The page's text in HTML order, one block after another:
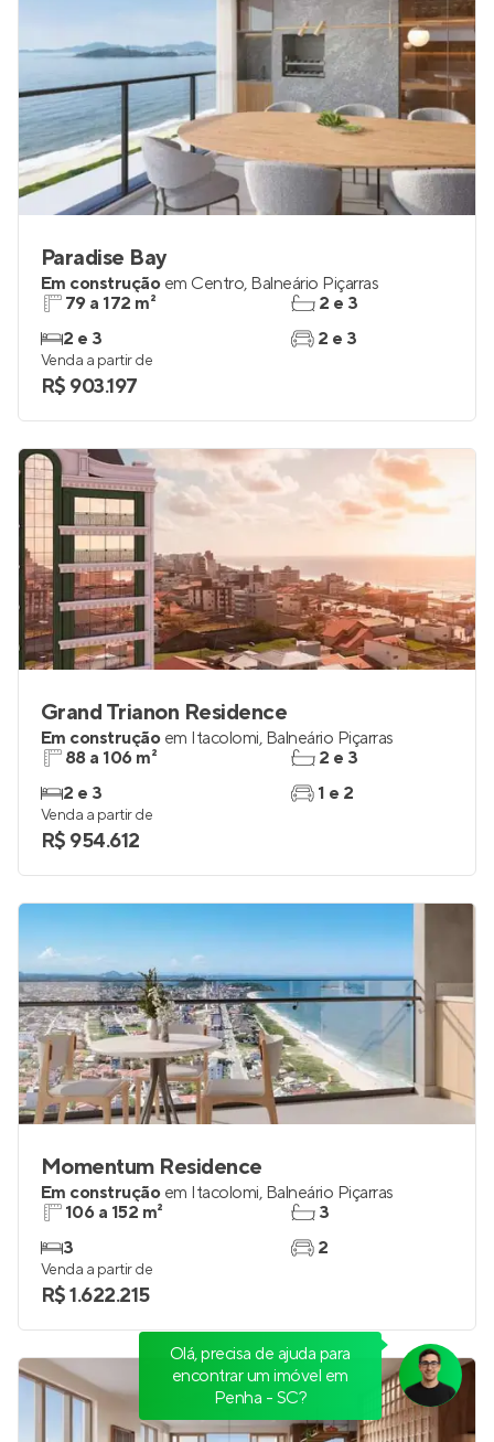
Paradise Bay
Em construção em Centro, Balneário Piçarras
79 a 172 m²
2 e 3
2 e 3
2 e 3
Venda a partir de
R$ 903.197
Grand Trianon Residence
Em construção em Itacolomi, Balneário Piçarras
88 a 106 m²
2 e 3
2 e 3
1 e 2
Venda a partir de
R$ 954.612
Momentum Residence
Em construção em Itacolomi, Balneário Piçarras
106 a 152 m²
3
3
2
Venda a partir de
R$ 1.622.215
Olá, precisa de ajuda para
encontrar um imóvel em
Penha - SC?